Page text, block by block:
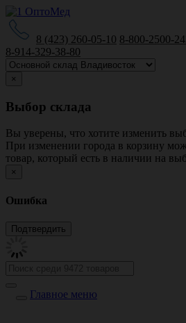
8 (423) 260-05-10 8-800-2500-
8-914-329-38-80
×
Выбор склада
Вы уверены, что хотите изменить
При изменении города в корзину
товар, который есть в наличии на
×
Ошибка
Главное меню